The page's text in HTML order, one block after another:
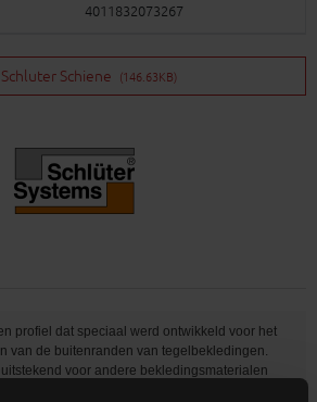
4011832073267
Schluter Schiene (146.63KB)
profiel dat speciaal werd ontwikkeld voor het
van de buitenranden van tegelbekledingen.
voor andere bekledingsmaterialen